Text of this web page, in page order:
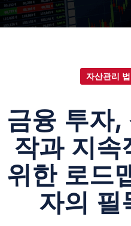
자산관리 법
금융 투자,
작과 지속
위한 로드
자의 필